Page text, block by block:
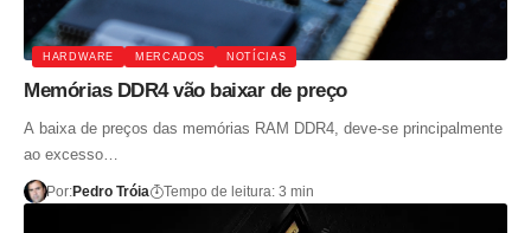
HARDWARE MERCADOS NOTÍCIAS
Memórias DDR4 vão baixar de preço
A baixa de preços das memórias RAM DDR4, deve-se principalmente
ao excesso…
Por:Pedro Tróia Tempo de leitura: 3 min